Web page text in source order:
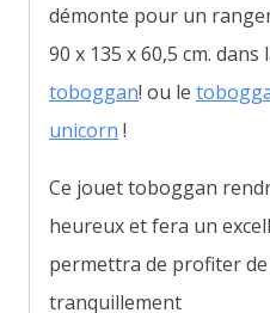
démonte pour un
90 x 135 x 60,5 cm.
toboggan! ou le
unicorn !
Ce jouet toboggan
heureux et fera un
permettra de profiter
tranquillement